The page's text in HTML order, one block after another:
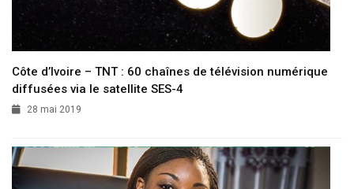
Côte d’Ivoire – TNT : 60 chaînes de télévision numérique
diffusées via le satellite SES-4
28 mai 2019